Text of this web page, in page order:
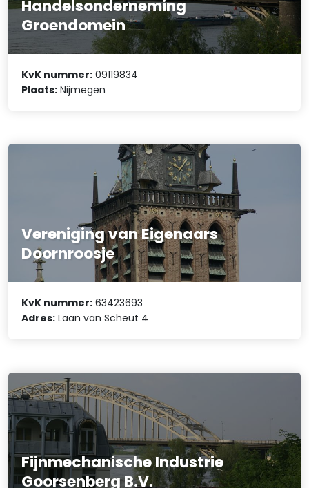
Handelsonderneming
Groendomein
KvK nummer: 09119834
Plaats: Nijmegen
Vereniging van Eigenaars
Doornroosje
KvK nummer: 63423693
Adres: Laan van Scheut 4
Fijnmechanische Industrie
Goorsenberg B.V.